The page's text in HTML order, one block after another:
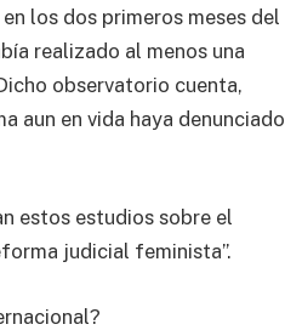
los dos primeros meses del
realizado al menos una
observatorio cuenta,
aun en vida haya denunciado
estos estudios sobre el
judicial feminista”.